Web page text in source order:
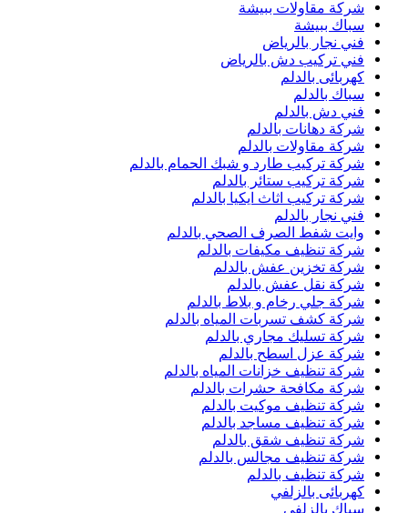
شركة مقاولات ببيشة
سباك ببيشة
فني نجار بالرياض
فني تركيب دش بالرياض
كهربائى بالدلم
سباك بالدلم
فني دش بالدلم
شركة دهانات بالدلم
شركة مقاولات بالدلم
شركة تركيب طارد و شبك الحمام بالدلم
شركة تركيب ستائر بالدلم
شركة تركيب اثاث ايكيا بالدلم
فني نجار بالدلم
وايت شفط الصرف الصحي بالدلم
شركة تنظيف مكيفات بالدلم
شركة تخزين عفش بالدلم
شركة نقل عفش بالدلم
شركة جلي رخام و بلاط بالدلم
شركة كشف تسربات المياه بالدلم
شركة تسليك مجاري بالدلم
شركة عزل اسطح بالدلم
شركة تنظيف خزانات المياه بالدلم
شركة مكافحة حشرات بالدلم
شركة تنظيف موكيت بالدلم
شركة تنظيف مساجد بالدلم
شركة تنظيف شقق بالدلم
شركة تنظيف مجالس بالدلم
شركة تنظيف بالدلم
كهربائى بالزلفي
سباك بالزلفي